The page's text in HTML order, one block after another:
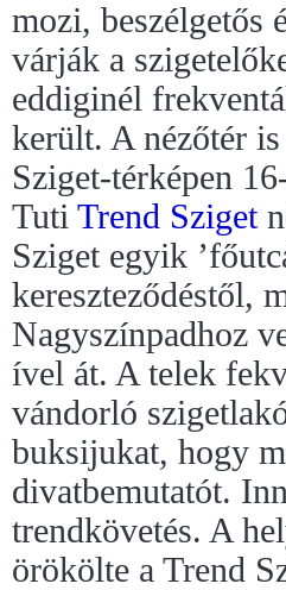
mozi, beszélgetős
várják a
eddiginél
került. A nézőtér
Sziget-térképen
Tuti Trend Sziget
Sziget egyik
kereszteződéstől,
Nagyszínpadhoz
ível át. A telek
vándorló
buksijukat, hogy
divatbemutatót.
trendkövetés. A
örökölte a Trend